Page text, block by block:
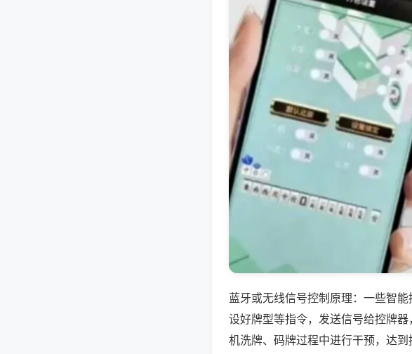
蓝牙或无线信号控制原理：一些智
设好牌型等指令，发送信号给控牌
机洗牌、码牌过程中进行干预，达到